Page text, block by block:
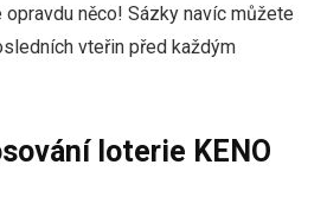
opravdu něco! Sázky navíc můžete
vteřin před každým
loterie KENO